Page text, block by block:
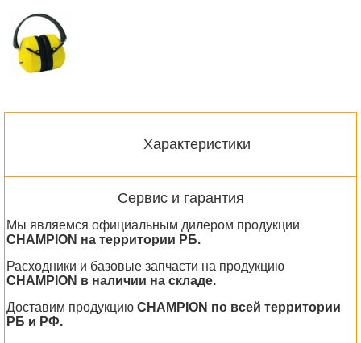
Характеристики
Сервис и гарантия
Мы являемся официальным дилером продукции
CHAMPION на территории РБ.
Расходники и базовые запчасти на продукцию
CHAMPION в наличии на складе.
Доставим продукцию CHAMPION по всей территории
РБ и РФ.